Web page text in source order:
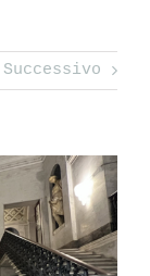
Successivo